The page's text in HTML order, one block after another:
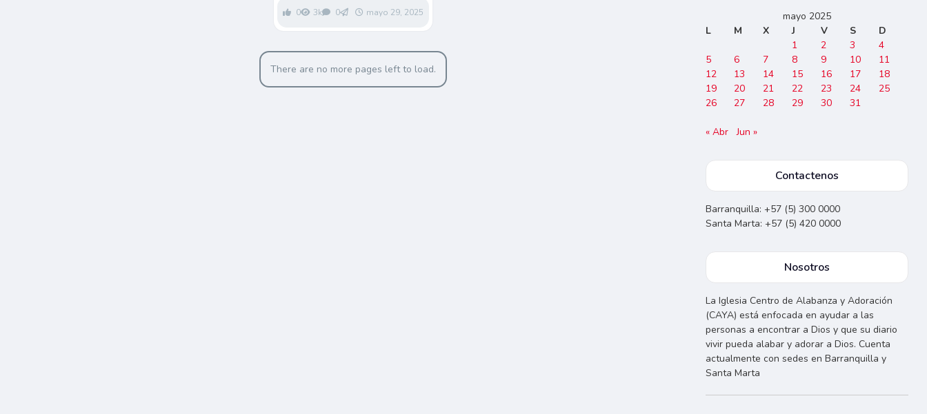
0 3k 0 mayo 29, 2025
There are no more pages left to load.
mayo 2025
L
M X J V S
D
1
2 3
4
5
6 7 8 9 10
11
12
13 14 15 16 17
18
19
20 21 22 23 24
25
26
27 28 29 30 31
« Abr Jun »
Contactenos
Barranquilla: +57 (5) 300 0000
Santa Marta: +57 (5) 420 0000
Nosotros
La Iglesia Centro de Alabanza y Adoración
(CAYA) está enfocada en ayudar a las
personas a encontrar a Dios y que su diario
vivir pueda alabar y adorar a Dios. Cuenta
actualmente con sedes en Barranquilla y
Santa Marta